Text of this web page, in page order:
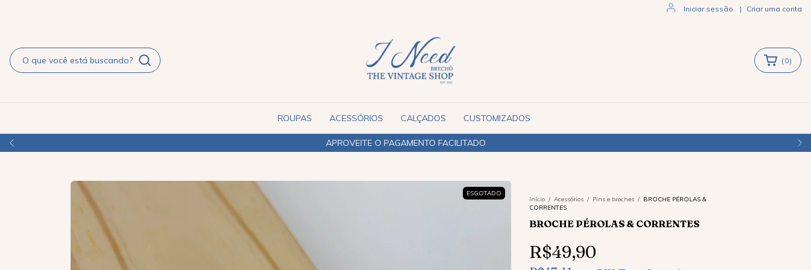
Iniciar sessão | Criar uma conta
ENVIAMOS PARA TODO O BRASIL
( 0)
ROUPAS ACESSÓRIOS CALÇADOS CUSTOMIZADOS
ESGOTADO
Início / Acessórios / Pins e broches / BROCHE PÉROLAS &
CORRENTES
BROCHE PÉROLAS & CORRENTES
R$49,90